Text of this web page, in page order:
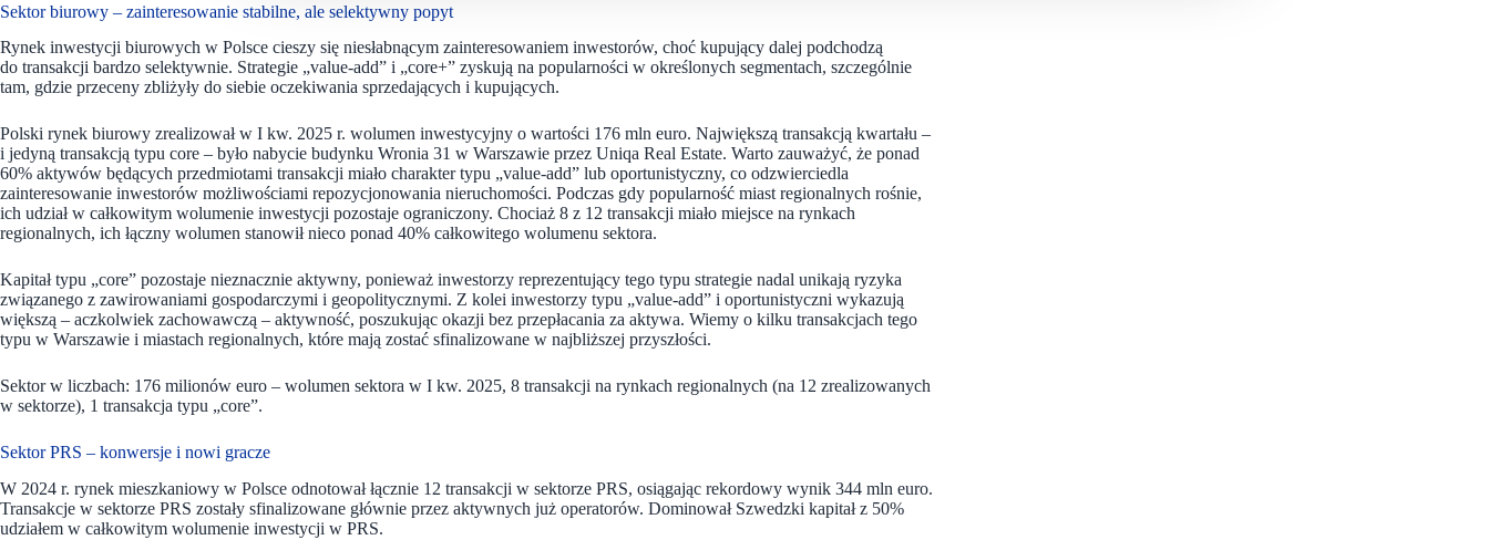
Sektor biurowy – zainteresowanie stabilne, ale selektywny popyt
Rynek inwestycji biurowych w Polsce cieszy się niesłabnącym zainteresowaniem inwestorów, choć kupujący dalej podchodzą
do transakcji bardzo selektywnie. Strategie „value-add” i „core+” zyskują na popularności w określonych segmentach, szczególnie
tam, gdzie przeceny zbliżyły do siebie oczekiwania sprzedających i kupujących.
Polski rynek biurowy zrealizował w I kw. 2025 r. wolumen inwestycyjny o wartości 176 mln euro. Największą transakcją kwartału –
i jedyną transakcją typu core – było nabycie budynku Wronia 31 w Warszawie przez Uniqa Real Estate. Warto zauważyć, że ponad
60% aktywów będących przedmiotami transakcji miało charakter typu „value-add” lub oportunistyczny, co odzwierciedla
zainteresowanie inwestorów możliwościami repozycjonowania nieruchomości. Podczas gdy popularność miast regionalnych rośnie,
ich udział w całkowitym wolumenie inwestycji pozostaje ograniczony. Chociaż 8 z 12 transakcji miało miejsce na rynkach
regionalnych, ich łączny wolumen stanowił nieco ponad 40% całkowitego wolumenu sektora.
Kapitał typu „core” pozostaje nieznacznie aktywny, ponieważ inwestorzy reprezentujący tego typu strategie nadal unikają ryzyka
związanego z zawirowaniami gospodarczymi i geopolitycznymi. Z kolei inwestorzy typu „value-add” i oportunistyczni wykazują
większą – aczkolwiek zachowawczą – aktywność, poszukując okazji bez przepłacania za aktywa. Wiemy o kilku transakcjach tego
typu w Warszawie i miastach regionalnych, które mają zostać sfinalizowane w najbliższej przyszłości.
Sektor w liczbach: 176 milionów euro – wolumen sektora w I kw. 2025, 8 transakcji na rynkach regionalnych (na 12 zrealizowanych
w sektorze), 1 transakcja typu „core”.
Sektor PRS – konwersje i nowi gracze
W 2024 r. rynek mieszkaniowy w Polsce odnotował łącznie 12 transakcji w sektorze PRS, osiągając rekordowy wynik 344 mln euro.
Transakcje w sektorze PRS zostały sfinalizowane głównie przez aktywnych już operatorów. Dominował Szwedzki kapitał z 50%
udziałem w całkowitym wolumenie inwestycji w PRS.